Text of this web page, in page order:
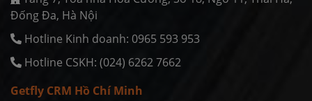
Ðống Ða, Hà Nội
Hotline Kinh doanh: 0965 593 953
Hotline CSKH: (024) 6262 7662
Getfly CRM Hồ Chí Minh